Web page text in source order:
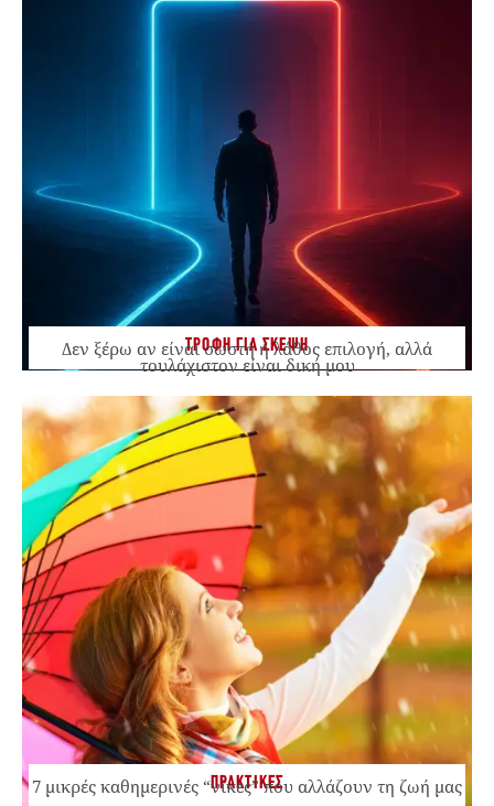
ΤΡΟΦΗ ΓΙΑ ΣΚΕΨΗ
Δεν ξέρω αν είναι σωστή ή λάθος επιλογή, αλλά
τουλάχιστον είναι δική μου
ΠΡΑΚΤΙΚΕΣ
7 μικρές καθημερινές “νίκες” που αλλάζουν τη ζωή μας